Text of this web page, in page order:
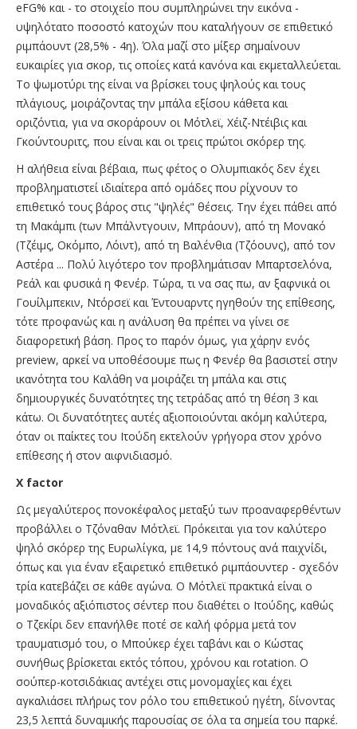
eFG% και - το στοιχείο που συμπληρώνει την εικόνα -
υψηλότατο ποσοστό κατοχών που καταλήγουν σε επιθετικό
ριμπάουντ (28,5% - 4η). Όλα μαζί στο μίξερ σημαίνουν
ευκαιρίες για σκορ, τις οποίες κατά κανόνα και εκμεταλλεύεται.
Το ψωμοτύρι της είναι να βρίσκει τους ψηλούς και τους
πλάγιους, μοιράζοντας την μπάλα εξίσου κάθετα και
οριζόντια, για να σκοράρουν οι Μότλεϊ, Χέιζ-Ντέιβις και
Γκούντουριτς, που είναι και οι τρεις πρώτοι σκόρερ της.
Η αλήθεια είναι βέβαια, πως φέτος ο Ολυμπιακός δεν έχει
προβληματιστεί ιδιαίτερα από ομάδες που ρίχνουν το
επιθετικό τους βάρος στις "ψηλές" θέσεις. Την έχει πάθει από
τη Μακάμπι (των Μπάλντγουιν, Μπράουν), από τη Μονακό
(Τζέιμς, Οκόμπο, Λόιντ), από τη Βαλένθια (Τζόουνς), από τον
Αστέρα ... Πολύ λιγότερο τον προβλημάτισαν Μπαρτσελόνα,
Ρεάλ και φυσικά η Φενέρ. Τώρα, τι να σας πω, αν ξαφνικά οι
Γουίλμπεκιν, Ντόρσεϊ και Έντουαρντς ηγηθούν της επίθεσης,
τότε προφανώς και η ανάλυση θα πρέπει να γίνει σε
διαφορετική βάση. Προς το παρόν όμως, για χάρην ενός
preview, αρκεί να υποθέσουμε πως η Φενέρ θα βασιστεί στην
ικανότητα του Καλάθη να μοιράζει τη μπάλα και στις
δημιουργικές δυνατότητες της τετράδας από τη θέση 3 και
κάτω. Οι δυνατότητες αυτές αξιοποιούνται ακόμη καλύτερα,
όταν οι παίκτες του Ιτούδη εκτελούν γρήγορα στον χρόνο
επίθεσης ή στον αιφνιδιασμό.
X factor
Ως μεγαλύτερος πονοκέφαλος μεταξύ των προαναφερθέντων
προβάλλει ο Τζόναθαν Μότλεϊ. Πρόκειται για τον καλύτερο
ψηλό σκόρερ της Ευρωλίγκα, με 14,9 πόντους ανά παιχνίδι,
όπως και για έναν εξαιρετικό επιθετικό ριμπάουντερ - σχεδόν
τρία κατεβάζει σε κάθε αγώνα. Ο Μότλεϊ πρακτικά είναι ο
μοναδικός αξιόπιστος σέντερ που διαθέτει ο Ιτούδης, καθώς
ο Τζεκίρι δεν επανήλθε ποτέ σε καλή φόρμα μετά τον
τραυματισμό του, ο Μπούκερ έχει ταβάνι και ο Κώστας
συνήθως βρίσκεται εκτός τόπου, χρόνου και rotation. Ο
σούπερ-κοτσιδάκιας αντέχει στις μονομαχίες και έχει
αγκαλιάσει πλήρως τον ρόλο του επιθετικού ηγέτη, δίνοντας
23,5 λεπτά δυναμικής παρουσίας σε όλα τα σημεία του παρκέ.